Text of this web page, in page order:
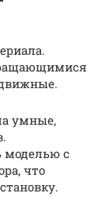
умные,
моделью с
что